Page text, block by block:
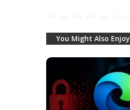
You Might Also Enjoy